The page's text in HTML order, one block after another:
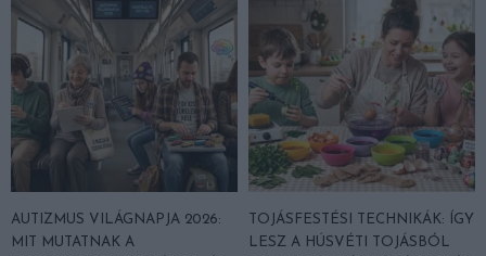
AUTIZMUS VILÁGNAPJA 2026:
MIT MUTATNAK A
TOJÁSFESTÉSI TECHNIKÁK: ÍGY
LESZ A HÚSVÉTI TOJÁSBÓL